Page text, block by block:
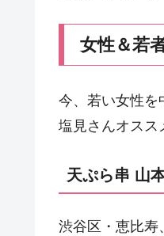
女性＆若
今、若い女性を
塩見さんオスス
天ぷら串 山
渋谷区・恵比寿